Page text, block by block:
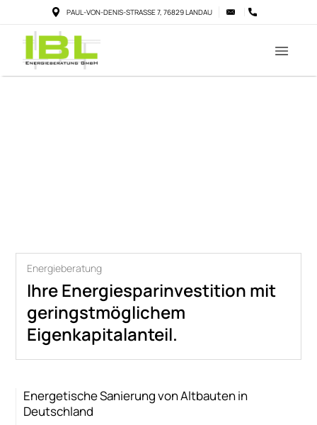
PAUL-VON-DENIS-STRASSE 7, 76829 LANDAU
Energieberatung
Ihre Energiesparinvestition mit
geringstmöglichem
Eigenkapitalanteil.
Energetische Sanierung von Altbauten in
Deutschland